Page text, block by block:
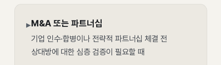
▸M&A 또는 파트너십
기업 인수·합병이나 전략적 파트너십 체결 전
상대방에 대한 심층 검증이 필요할 때